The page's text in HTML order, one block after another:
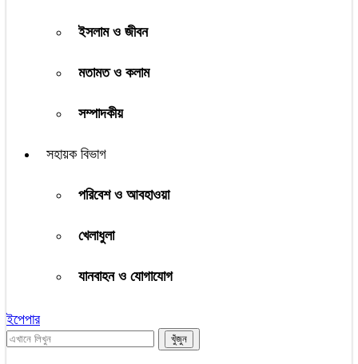
ইসলাম ও জীবন
মতামত ও কলাম
সম্পাদকীয়
সহায়ক বিভাগ
পরিবেশ ও আবহাওয়া
খেলাধুলা
যানবাহন ও যোগাযোগ
ইপেপার